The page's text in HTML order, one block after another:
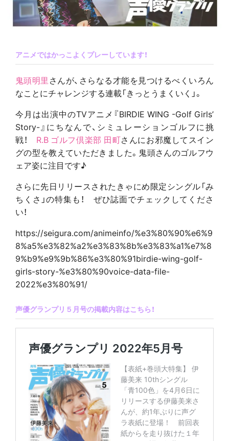
アニメではかっこよくプレーしています！
鬼頭明里 さんが、さらなる才能を見つけるべくいろん
なことにチャレンジする連載「きっとうまくいく」。
今月は出演中のTVアニメ『BIRDIE WING -Golf Girls’
Story-』にちなんで、シミュレーションゴルフに挑
戦！ R.B ゴルフ倶楽部 田町さんにお邪魔してスイン
グの型を教えていただきました。鬼頭さんのゴルフウ
ェア姿に注目です♪
さらに先日リリースされたきゃにめ限定シングル「み
ちくさ」の特集も！ ぜひ誌面でチェックしてくださ
い！
https://seigura.com/animeinfo/%e3%80%90%e6%9
8%a5%e3%82%a2%e3%83%8b%e3%83%a1%e7%8
9%b9%e9%9b%86%e3%80%91birdie-wing-golf-
girls-story-%e3%80%90voice-data-file-
2022%e3%80%91/
声優グランプリ５月号の掲載内容はこちら！